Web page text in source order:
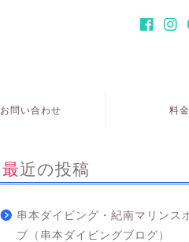
お問い合わせ 料金
最近の投稿
串本ダイビング・紀南マリンス
ブ（串本ダイビングブログ）